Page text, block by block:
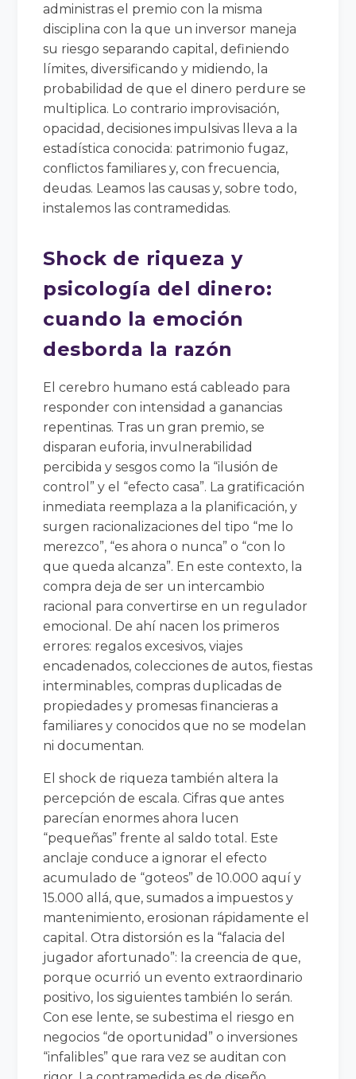
administras el premio con la misma
disciplina con la que un inversor maneja
su riesgo separando capital, definiendo
límites, diversificando y midiendo, la
probabilidad de que el dinero perdure se
multiplica. Lo contrario improvisación,
opacidad, decisiones impulsivas lleva a la
estadística conocida: patrimonio fugaz,
conflictos familiares y, con frecuencia,
deudas. Leamos las causas y, sobre todo,
instalemos las contramedidas.
Shock de riqueza y
psicología del dinero:
cuando la emoción
desborda la razón
El cerebro humano está cableado para
responder con intensidad a ganancias
repentinas. Tras un gran premio, se
disparan euforia, invulnerabilidad
percibida y sesgos como la “ilusión de
control” y el “efecto casa”. La gratificación
inmediata reemplaza a la planificación, y
surgen racionalizaciones del tipo “me lo
merezco”, “es ahora o nunca” o “con lo
que queda alcanza”. En este contexto, la
compra deja de ser un intercambio
racional para convertirse en un regulador
emocional. De ahí nacen los primeros
errores: regalos excesivos, viajes
encadenados, colecciones de autos, fiestas
interminables, compras duplicadas de
propiedades y promesas financieras a
familiares y conocidos que no se modelan
ni documentan.
El shock de riqueza también altera la
percepción de escala. Cifras que antes
parecían enormes ahora lucen
“pequeñas” frente al saldo total. Este
anclaje conduce a ignorar el efecto
acumulado de “goteos” de 10.000 aquí y
15.000 allá, que, sumados a impuestos y
mantenimiento, erosionan rápidamente el
capital. Otra distorsión es la “falacia del
jugador afortunado”: la creencia de que,
porque ocurrió un evento extraordinario
positivo, los siguientes también lo serán.
Con ese lente, se subestima el riesgo en
negocios “de oportunidad” o inversiones
“infalibles” que rara vez se auditan con